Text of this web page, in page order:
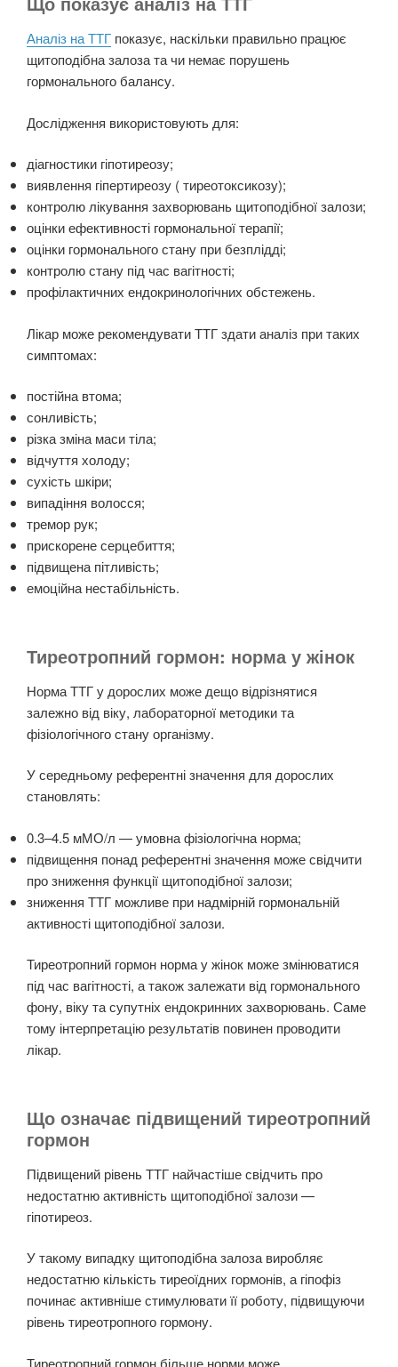
Аналіз на ТТГ показує, наскільки правильно працює
щитоподібна залоза та чи немає порушень
гормонального балансу.
Дослідження використовують для:
діагностики гіпотиреозу;
виявлення гіпертиреозу ( тиреотоксикозу);
контролю лікування захворювань щитоподібної залози;
оцінки ефективності гормональної терапії;
оцінки гормонального стану при безплідді;
контролю стану під час вагітності;
профілактичних ендокринологічних обстежень.
Лікар може рекомендувати ТТГ здати аналіз при таких
симптомах:
постійна втома;
сонливість;
різка зміна маси тіла;
відчуття холоду;
сухість шкіри;
випадіння волосся;
тремор рук;
прискорене серцебиття;
підвищена пітливість;
емоційна нестабільність.
Тиреотропний гормон: норма у жінок
Норма ТТГ у дорослих може дещо відрізнятися
залежно від віку, лабораторної методики та
фізіологічного стану організму.
У середньому референтні значення для дорослих
становлять:
0.3–4.5 мМО/л — умовна фізіологічна норма;
підвищення понад референтні значення може свідчити
про зниження функції щитоподібної залози;
зниження ТТГ можливе при надмірній гормональній
активності щитоподібної залози.
Тиреотропний гормон норма у жінок може змінюватися
під час вагітності, а також залежати від гормонального
фону, віку та супутніх ендокринних захворювань. Саме
тому інтерпретацію результатів повинен проводити
лікар.
Що означає підвищений тиреотропний
гормон
Підвищений рівень ТТГ найчастіше свідчить про
недостатню активність щитоподібної залози —
гіпотиреоз.
У такому випадку щитоподібна залоза виробляє
недостатню кількість тиреоїдних гормонів, а гіпофіз
починає активніше стимулювати її роботу, підвищуючи
рівень тиреотропного гормону.
Тиреотропний гормон більше норми може